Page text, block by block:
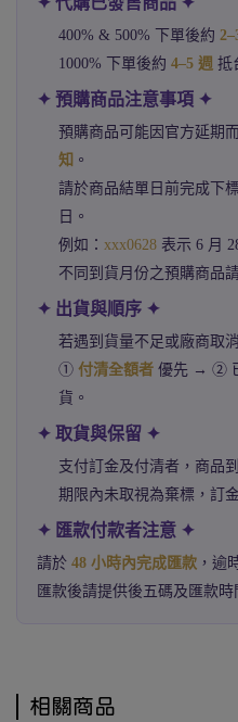
400% & 500% 下單後約
1000% 下單後約 4–5 週 抵
✦ 預購商品注意事項 ✦
預購商品可能因官方延期
知 。
請於商品結單日前完成下
日。
例如： xxx0628 表示 6 月
不同到貨月份之預購商品
✦ 出貨與順序 ✦
若遇到貨量不足或廠商取
① 付清全額者 優先 → ②
貨。
✦ 取貨與保留 ✦
支付訂金及付清者，商品
期限內未取視為棄標，訂
✦ 匯款付款者注意 ✦
請於 48 小時內完成匯款 ，逾
匯款後請提供後五碼及匯款時
相關商品